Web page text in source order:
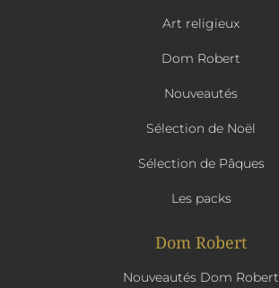
Art religieux
Dom Robert
Nouveautés
Sélection de Noël
Sélection de Pâques
Les packs
Dom Robert
Nouveautés Dom Robert